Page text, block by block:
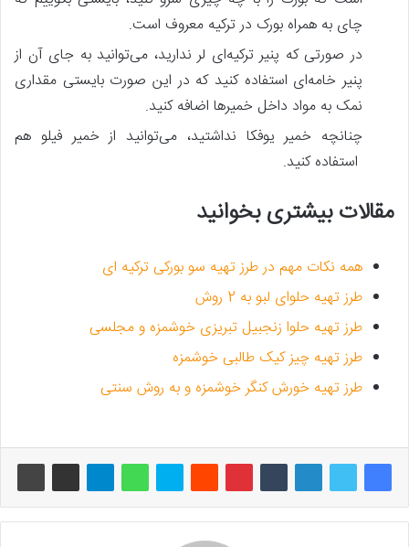
چای به همراه بورک در ترکیه معروف است.
در صورتی که پنیر ترکیه‌ای لر ندارید، می‌توانید به جای آن از
پنیر خامه‌ای استفاده کنید که در این صورت بایستی مقداری
نمک به مواد داخل خمیرها اضافه کنید.
چنانچه خمیر یوفکا نداشتید، می‌توانید از خمیر فیلو هم
استفاده کنید.
مقالات بیشتری بخوانید
همه نکات مهم در طرز تهیه سو بورکی ترکیه ای
طرز تهیه حلوای لبو به 2 روش
طرز تهیه حلوا زنجبیل تبریزی خوشمزه و مجلسی
طرز تهیه چیز کیک طالبی خوشمزه
طرز تهیه خورش کنگر خوشمزه و به روش سنتی